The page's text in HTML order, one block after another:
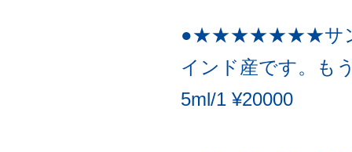
●★★★★★★★サン
インド産です。も
5ml/1 ¥20000